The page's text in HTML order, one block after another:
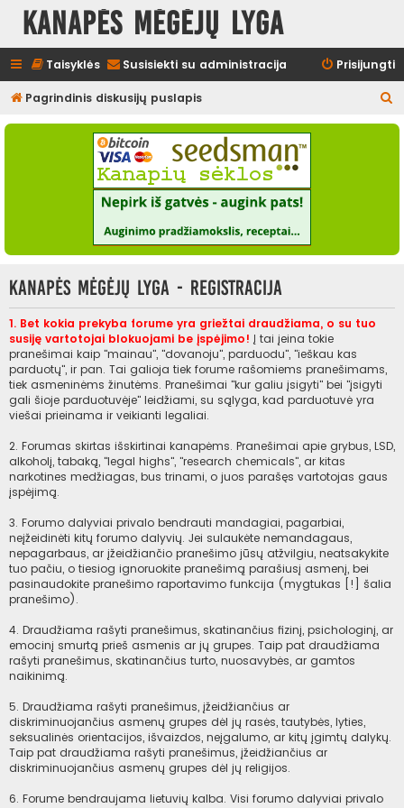
Kanapės mėgėjų lyga
Taisyklės Susisiekti su administracija Prisijungti
Pagrindinis diskusijų puslapis
e
Kanapės mėgėjų lyga - Registracija
1. Bet kokia prekyba forume yra griežtai draudžiama, o su tuo
susiję vartotojai blokuojami be įspėjimo! Į tai įeina tokie
pranešimai kaip "mainau", "dovanoju", parduodu", "ieškau kas
parduotų", ir pan. Tai galioja tiek forume rašomiems pranešimams,
tiek asmeninėms žinutėms. Pranešimai "kur galiu įsigyti" bei "įsigyti
gali šioje parduotuvėje" leidžiami, su sąlyga, kad parduotuvė yra
viešai prieinama ir veikianti legaliai.
2. Forumas skirtas išskirtinai kanapėms. Pranešimai apie grybus, LSD,
alkoholį, tabaką, "legal highs", "research chemicals", ar kitas
narkotines medžiagas, bus trinami, o juos parašęs vartotojas gaus
įspėjimą.
3. Forumo dalyviai privalo bendrauti mandagiai, pagarbiai,
neįžeidinėti kitų forumo dalyvių. Jei sulaukėte nemandagaus,
nepagarbaus, ar įžeidžiančio pranešimo jūsų atžvilgiu, neatsakykite
tuo pačiu, o tiesiog ignoruokite pranešimą parašiusį asmenį, bei
pasinaudokite pranešimo raportavimo funkcija (mygtukas [!] šalia
pranešimo).
4. Draudžiama rašyti pranešimus, skatinančius fizinį, psichologinį, ar
emocinį smurtą prieš asmenis ar jų grupes. Taip pat draudžiama
rašyti pranešimus, skatinančius turto, nuosavybės, ar gamtos
naikinimą.
5. Draudžiama rašyti pranešimus, įžeidžiančius ar
diskriminuojančius asmenų grupes dėl jų rasės, tautybės, lyties,
seksualinės orientacijos, išvaizdos, neįgalumo, ar kitų įgimtų dalykų.
Taip pat draudžiama rašyti pranešimus, įžeidžiančius ar
diskriminuojančius asmenų grupes dėl jų religijos.
6. Forume bendraujama lietuvių kalba. Visi forumo dalyviai privalo